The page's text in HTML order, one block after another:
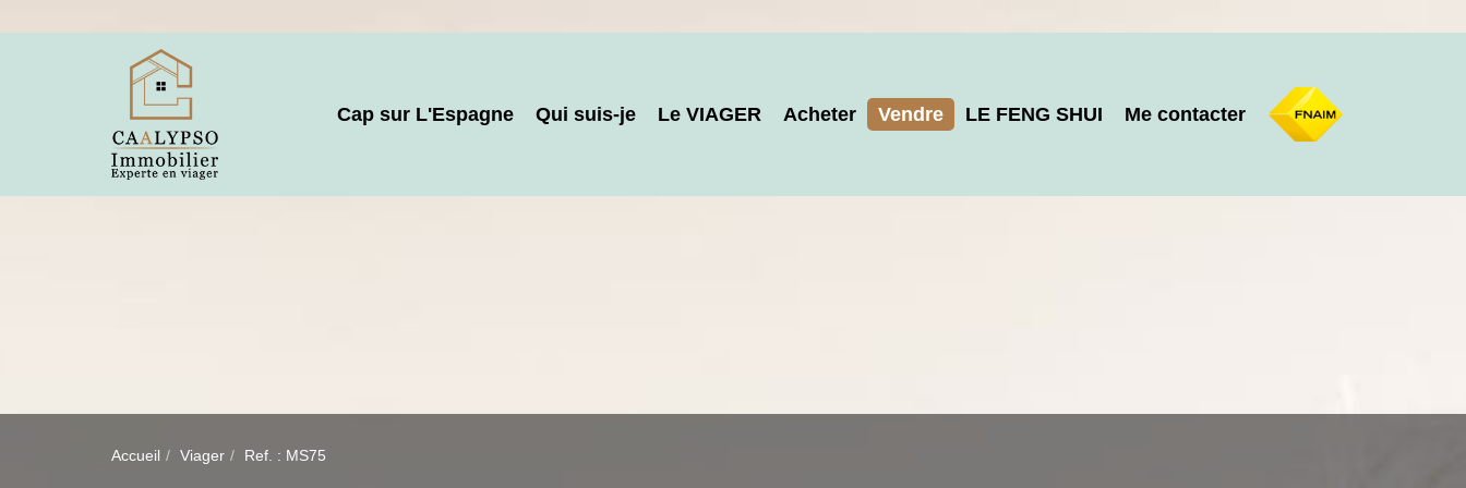
Cap sur L'Espagne Qui suis-je Le VIAGER Acheter Vendre LE FENG SHUI Me contacter
Accueil Viager Ref. : MS75